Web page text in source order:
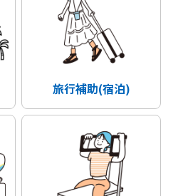
旅行補助(宿泊)